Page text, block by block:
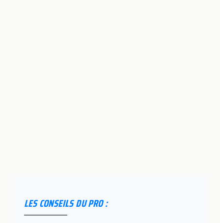
LES CONSEILS DU PRO :